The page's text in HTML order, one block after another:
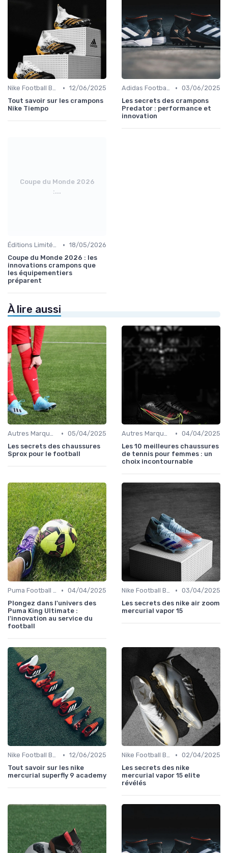
Nike Football Boots • 12/06/2025
Tout savoir sur les crampons
Nike Tiempo
Adidas Football Boots • 03/06/2025
Les secrets des crampons
Predator : performance et
innovation
Coupe du Monde 2026
:...
Éditions Limitées et Collaborations • 18/05/2026
Coupe du Monde 2026 : les
innovations crampons que
les équipementiers
préparent
À lire aussi
Autres Marques • 05/04/2025
Les secrets des chaussures
Sprox pour le football
Autres Marques • 04/04/2025
Les 10 meilleures chaussures
de tennis pour femmes : un
choix incontournable
Puma Football Boots • 04/04/2025
Plongez dans l'univers des
Puma King Ultimate :
l'innovation au service du
football
Nike Football Boots • 03/04/2025
Les secrets des nike air zoom
mercurial vapor 15
Nike Football Boots • 12/06/2025
Tout savoir sur les nike
mercurial superfly 9 academy
Nike Football Boots • 02/04/2025
Les secrets des nike
mercurial vapor 15 elite
révélés